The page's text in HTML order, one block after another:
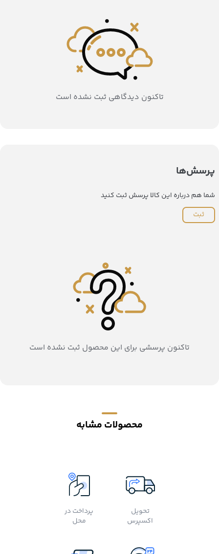
تاکنون دیدگاهی ثبت نشده است
پرسش‌ها
شما هم درباره این کالا پرسش ثبت کنید
ثبت
تاکنون پرسشی برای این محصول ثبت نشده است
محصولات مشابه
تحویل
اکسپرس
پرداخت در
محل